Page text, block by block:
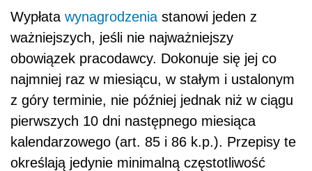
Wypłata wynagrodzenia stanowi jeden z
ważniejszych, jeśli nie najważniejszy
obowiązek pracodawcy. Dokonuje się jej co
najmniej raz w miesiącu, w stałym i ustalonym
z góry terminie, nie później jednak niż w ciągu
pierwszych 10 dni następnego miesiąca
kalendarzowego (art. 85 i 86 k.p.). Przepisy te
określają jedynie minimalną częstotliwość